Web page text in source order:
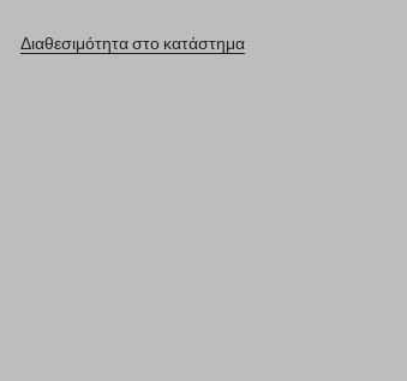
Διαθεσιμότητα στο κατάστημα